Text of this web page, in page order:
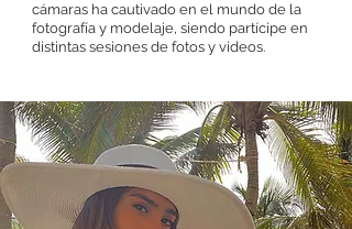
cámaras ha cautivado en el mundo de la
fotografía y modelaje, siendo partícipe en
distintas sesiones de fotos y videos.